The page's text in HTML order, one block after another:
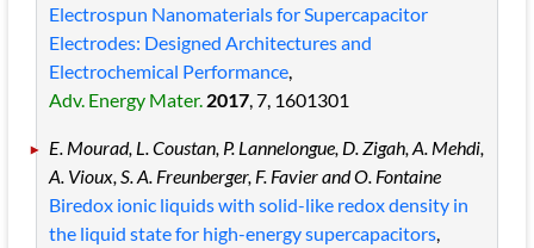
Electrospun Nanomaterials for Supercapacitor
Electrodes: Designed Architectures and
Electrochemical Performance,
Adv. Energy Mater.2017, 7, 1601301
E. Mourad, L. Coustan, P. Lannelongue, D. Zigah, A. Mehdi,
A. Vioux, S. A. Freunberger, F. Favier and O. Fontaine
Biredox ionic liquids with solid-like redox density in
the liquid state for high-energy supercapacitors,